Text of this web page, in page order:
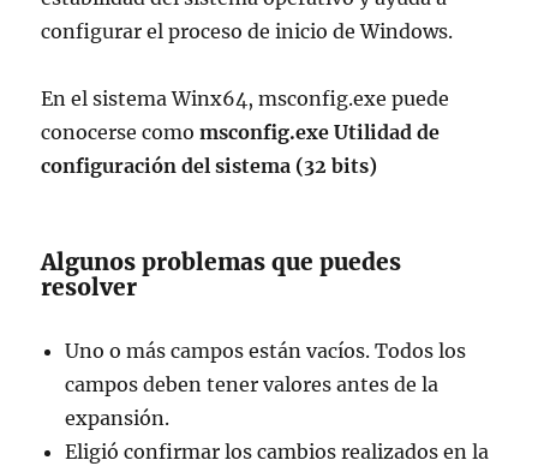
configurar el proceso de inicio de Windows.
En el sistema Winx64, msconfig.exe puede
conocerse como msconfig.exe Utilidad de
configuración del sistema (32 bits)
Algunos problemas que puedes
resolver
Uno o más campos están vacíos. Todos los
campos deben tener valores antes de la
expansión.
Eligió confirmar los cambios realizados en la